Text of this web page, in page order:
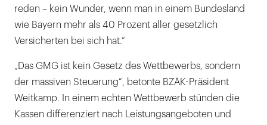
reden – kein Wunder, wenn man in einem Bundesland
wie Bayern mehr als 40 Prozent aller gesetzlich
Versicherten bei sich hat.“
„Das GMG ist kein Gesetz des Wettbewerbs, sondern
der massiven Steuerung“, betonte BZÄK-Präsident
Weitkamp. In einem echten Wettbewerb stünden die
Kassen differenziert nach Leistungsangeboten und